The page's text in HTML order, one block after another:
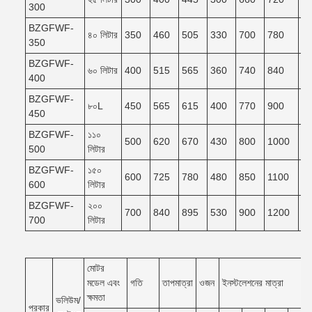
300
BZGFWF-
350
৪০ লিটার 350 460 505 330 700 780
BZGFWF-
400
৬০ লিটার 400 515 565 360 740 840
BZGFWF-
450
৮০L 450 565 615 400 770 900
BZGFWF-
500
১১০
লিটার
500 620 670 430 800 1000
BZGFWF-
600
১৫০
লিটার
600 725 780 480 850 1100
BZGFWF-
700
২০০
লিটার
700 840 895 530 900 1200
প্রকার
ভলিউম/
মোটর
মডেল এবং
ক্ষমতা
গতি তাপমাত্রা ওজন ইনস্টলেশনের মাত্রা